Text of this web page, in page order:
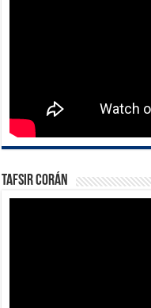
Tafsir Corán